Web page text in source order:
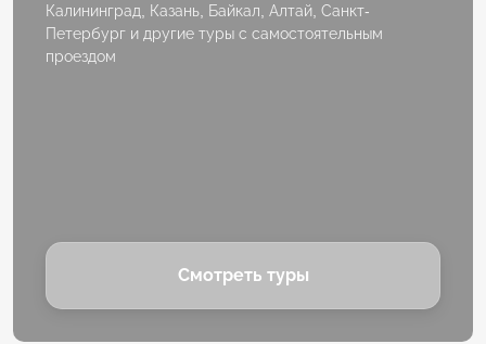
Калининград, Казань, Байкал, Алтай, Санкт-
Петербург и другие туры с самостоятельным
проездом
Смотреть туры